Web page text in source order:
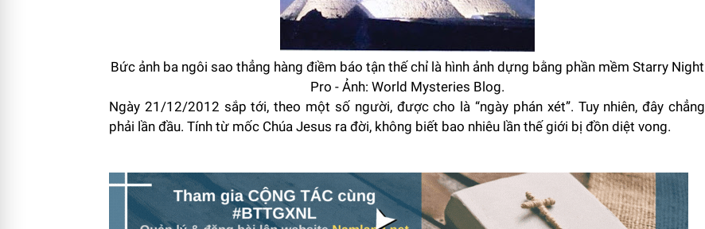
Bức ảnh ba ngôi sao thẳng hàng điềm báo tận thế chỉ là hình ảnh dựng bằng phần mềm Starry Night
Pro - Ảnh: World Mysteries Blog.
Ngày 21/12/2012 sắp tới, theo một số người, được cho là “ngày phán xét”. Tuy nhiên, đây chẳng
phải lần đầu. Tính từ mốc Chúa Jesus ra đời, không biết bao nhiêu lần thế giới bị đồn diệt vong.